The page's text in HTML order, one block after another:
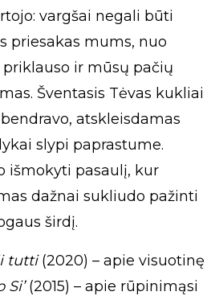
vargšai negali būti
priesakas mums, nuo
ir mūsų pačių
Šventasis Tėvas kukliai
atskleisdamas
slypi paprastume.
išmokyti pasaulį, kur
dažnai sukliudo pažinti
širdį.
tutti(2020) – apie visuotinę
Si’(2015) – apie rūpinimąsi